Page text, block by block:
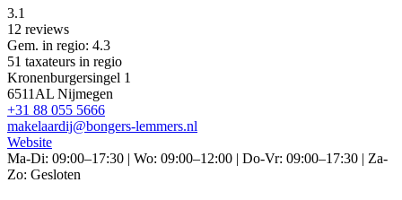
3.1
12 reviews
Gem. in regio: 4.3
51 taxateurs in regio
Kronenburgersingel 1
6511AL Nijmegen
+31 88 055 5666
makelaardij@bongers-lemmers.nl
Website
Ma-Di: 09:00–17:30 | Wo: 09:00–12:00 | Do-Vr: 09:00–17:30 | Za-
Zo: Gesloten